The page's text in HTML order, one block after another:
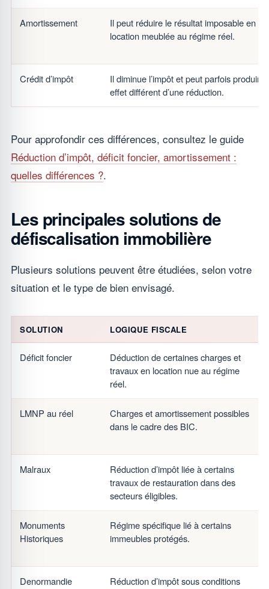
Amortissement
Il peut réduire le résultat imposable en
location meublée au régime réel.
Crédit d’impôt
Il diminue l’impôt et peut parfois produire
effet différent d’une réduction.
Pour approfondir ces différences, consultez le guide
Réduction d’impôt, déficit foncier, amortissement :
quelles différences ?.
Les principales solutions de
défiscalisation immobilière
Plusieurs solutions peuvent être étudiées, selon votre
situation et le type de bien envisagé.
SOLUTION LOGIQUE FISCALE
Déficit foncier
Déduction de certaines charges et
travaux en location nue au régime
réel.
LMNP au réel
Charges et amortissement possibles
dans le cadre des BIC.
Malraux
Réduction d’impôt liée à certains
travaux de restauration dans des
secteurs éligibles.
Monuments
Historiques
Régime spécifique lié à certains
immeubles protégés.
Denormandie
Réduction d’impôt sous conditions